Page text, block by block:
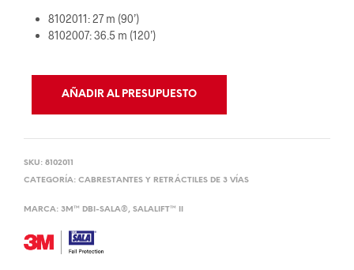
8102011: 27 m (90’)
8102007: 36.5 m (120’)
AÑADIR AL PRESUPUESTO
SKU: 8102011
CATEGORÍA: CABRESTANTES Y RETRÁCTILES DE 3 VÍAS
MARCA: 3M™ DBI-SALA®, SALALIFT™ II